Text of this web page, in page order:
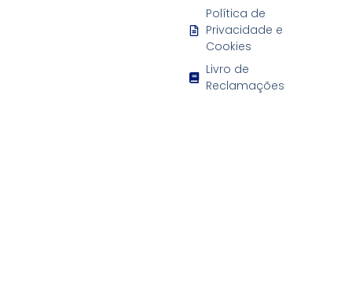
Política de
Privacidade e
Cookies
Livro de
Reclamações